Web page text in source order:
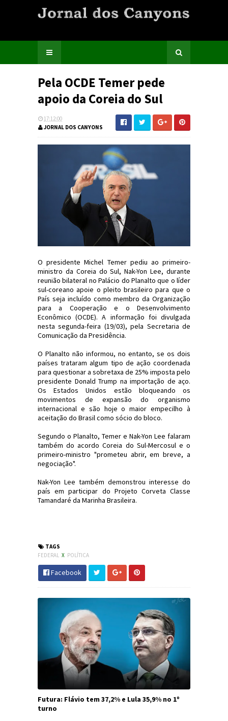
Pela OCDE Temer pede
apoio da Coreia do Sul
17:12:00
JORNAL DOS CANYONS
O presidente Michel Temer pediu ao primeiro-
ministro da Coreia do Sul, Nak-Yon Lee, durante
reunião bilateral no Palácio do Planalto que o líder
sul-coreano apoie o pleito brasileiro para que o
País seja incluído como membro da Organização
para a Cooperação e o Desenvolvimento
Econômico (OCDE). A informação foi divulgada
nesta segunda-feira (19/03), pela Secretaria de
Comunicação da Presidência.
O Planalto não informou, no entanto, se os dois
países trataram algum tipo de ação coordenada
para questionar a sobretaxa de 25% imposta pelo
presidente Donald Trump na importação de aço.
Os Estados Unidos estão bloqueando os
movimentos de expansão do organismo
internacional e são hoje o maior empecilho à
aceitação do Brasil como sócio do bloco.
Segundo o Planalto, Temer e Nak-Yon Lee falaram
também do acordo Coreia do Sul-Mercosul e o
primeiro-ministro "prometeu abrir, em breve, a
negociação".
Nak-Yon Lee também demonstrou interesse do
país em participar do Projeto Corveta Classe
Tamandaré da Marinha Brasileira.
TAGS
FEDERAL X POLÍTICA
Facebook
Futura: Flávio tem 37,2% e Lula 35,9% no 1º
turno